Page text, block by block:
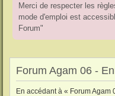
Merci de respecter les
mode d'emploi est
Forum"
Forum Agam 06 -
En accédant à « Forum Agam